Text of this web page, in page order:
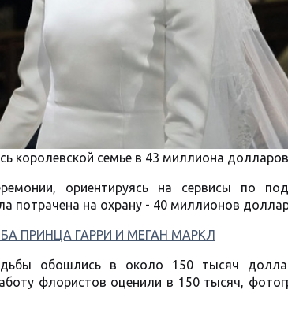
королевской семье в 43 миллиона
ориентируясь на сервисы по
потрачена на охрану - 40 миллионов
ПРИНЦА ГАРРИ И МЕГАН МАРКЛ
обошлись в около 150 тысяч
флористов оценили в 150 тысяч,